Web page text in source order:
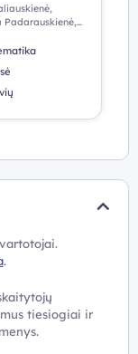
Padarauskienė,
.
tiesiogiai ir